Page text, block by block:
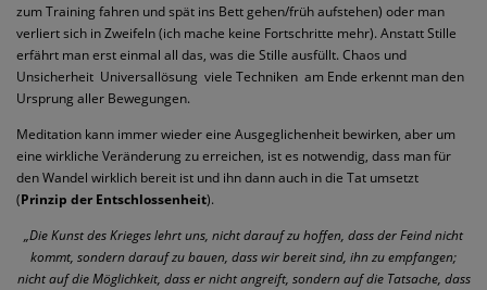
zum Training fahren und spät ins Bett gehen/früh aufstehen) oder man
verliert sich in Zweifeln (ich mache keine Fortschritte mehr). Anstatt Stille
erfährt man erst einmal all das, was die Stille ausfüllt. Chaos und
Unsicherheit Universallösung viele Techniken am Ende erkennt man den
Ursprung aller Bewegungen.
Meditation kann immer wieder eine Ausgeglichenheit bewirken, aber um
eine wirkliche Veränderung zu erreichen, ist es notwendig, dass man für
den Wandel wirklich bereit ist und ihn dann auch in die Tat umsetzt
(Prinzip der Entschlossenheit).
„Die Kunst des Krieges lehrt uns, nicht darauf zu hoffen, dass der Feind nicht
kommt, sondern darauf zu bauen, dass wirbereitsind, ihn zu empfangen;
nicht auf die Möglichkeit, dass er nicht angreift, sondern auf die Tatsache, dass